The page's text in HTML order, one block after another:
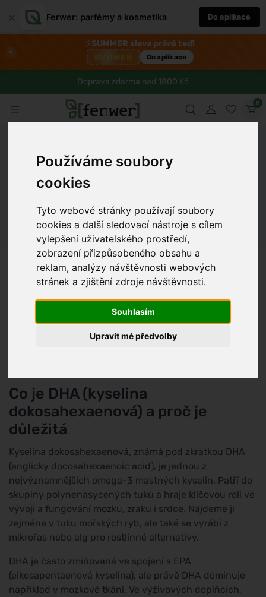
Používáme soubory
cookies
Tyto webové stránky používají soubory
cookies a další sledovací nástroje s cílem
vylepšení uživatelského prostředí,
zobrazení přizpůsobeného obsahu a
reklam, analýzy návštěvnosti webových
stránek a zjištění zdroje návštěvnosti.
Souhlasím
Upravit mé předvolby
Ferwer: parfémy a kosmetika Do aplikace
×
⚡SUMMER sleva právě teď!
Do aplikace
Doprava zdarma nad 1800 Kč
0
DHA (kyselina dokosahexaenová)
Další názvy:Kyselina dokosahexaenová,
Skóre škodlivosti:2(Deriváty přírodních látek)
Co je DHA (kyselina
dokosahexaenová) a proč je
důležitá
Kyselina dokosahexaenová, známá pod zkratkou DHA
(anglicky docosahexaenoic acid), je jednou z
nejvýznamnějších omega-3 mastných kyselin. Patří do
skupiny polynenasycených tuků a hraje klíčovou roli ve
vývoji a fungování mozku, zraku i srdce. Najdeme ji
zejména v tuku mořských ryb, ale také se vyrábí z
mikrořas nebo alg pro rostlinné alternativy.
DHA je často zmiňovaná ve spojení s EPA
(eikosapentaenová kyselina), ale právě DHA dominuje
například v mozkové tkáni. Ve výživových doplňcích,